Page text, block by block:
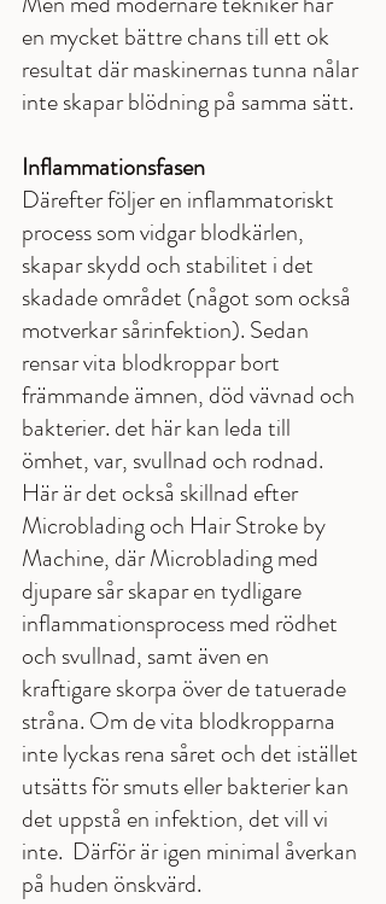
en mycket bättre chans till ett ok
resultat där maskinernas tunna nålar
inte skapar blödning på samma sätt.
Inflammationsfasen
Därefter följer en inflammatoriskt
process som vidgar blodkärlen,
skapar skydd och stabilitet i det
skadade området (något som också
motverkar sårinfektion). Sedan
rensar vita blodkroppar bort
främmande ämnen, död vävnad och
bakterier. det här kan leda till
ömhet, var, svullnad och rodnad.
Här är det också skillnad efter
Microblading och Hair Stroke by
Machine, där Microblading med
djupare sår skapar en tydligare
inflammationsprocess med rödhet
och svullnad, samt även en
kraftigare skorpa över de tatuerade
stråna. Om de vita blodkropparna
inte lyckas rena såret och det istället
utsätts för smuts eller bakterier kan
det uppstå en infektion, det vill vi
inte.  Därför är igen minimal åverkan
på huden önskvärd.